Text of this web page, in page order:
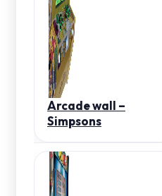
Arcade wall –
Simpsons